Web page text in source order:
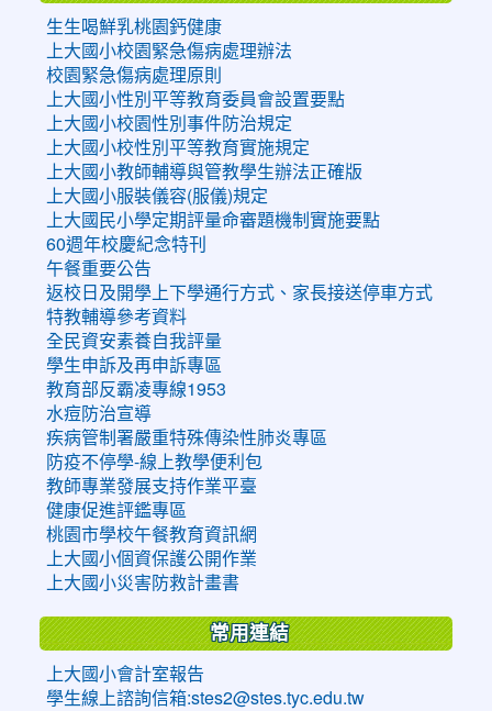
生生喝鮮乳桃園鈣健康
上大國小校園緊急傷病處理辦法
校園緊急傷病處理原則
上大國小性別平等教育委員會設置要點
上大國小校園性別事件防治規定
上大國小校性別平等教育實施規定
上大國小教師輔導與管教學生辦法正確版
上大國小服裝儀容(服儀)規定
上大國民小學定期評量命審題機制實施要點
60週年校慶紀念特刊
午餐重要公告
返校日及開學上下學通行方式、家長接送停車方式
特教輔導參考資料
全民資安素養自我評量
學生申訴及再申訴專區
教育部反霸凌專線1953
水痘防治宣導
疾病管制署嚴重特殊傳染性肺炎專區
防疫不停學-線上教學便利包
教師專業發展支持作業平臺
健康促進評鑑專區
桃園市學校午餐教育資訊網
上大國小個資保護公開作業
上大國小災害防救計畫書
常用連結
上大國小會計室報告
學生線上諮詢信箱:stes2@stes.tyc.edu.tw